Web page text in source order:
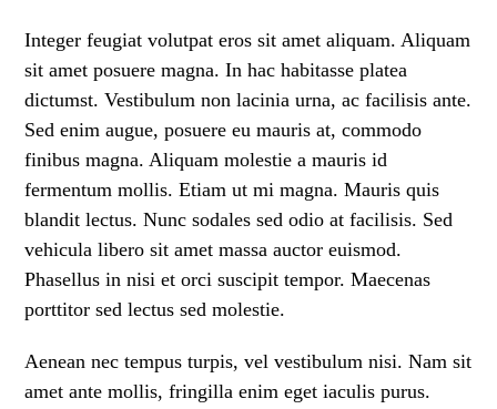
Integer feugiat volutpat eros sit amet aliquam. Aliquam
sit amet posuere magna. In hac habitasse platea
dictumst. Vestibulum non lacinia urna, ac facilisis ante.
Sed enim augue, posuere eu mauris at, commodo
finibus magna. Aliquam molestie a mauris id
fermentum mollis. Etiam ut mi magna. Mauris quis
blandit lectus. Nunc sodales sed odio at facilisis. Sed
vehicula libero sit amet massa auctor euismod.
Phasellus in nisi et orci suscipit tempor. Maecenas
porttitor sed lectus sed molestie.
Aenean nec tempus turpis, vel vestibulum nisi. Nam sit
amet ante mollis, fringilla enim eget iaculis purus.